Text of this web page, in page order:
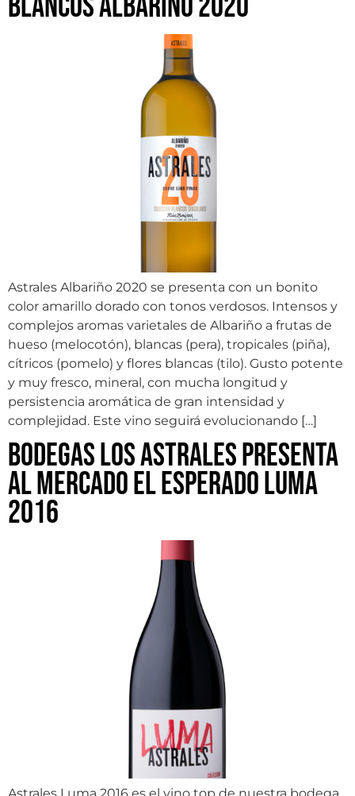
Astrales Albariño 2020 se presenta con un bonito
color amarillo dorado con tonos verdosos. Intensos y
complejos aromas varietales de Albariño a frutas de
hueso (melocotón), blancas (pera), tropicales (piña),
cítricos (pomelo) y flores blancas (tilo). Gusto potente
y muy fresco, mineral, con mucha longitud y
persistencia aromática de gran intensidad y
complejidad. Este vino seguirá evolucionando […]
Bodegas Los Astrales presenta
al mercado el esperado Luma
2016